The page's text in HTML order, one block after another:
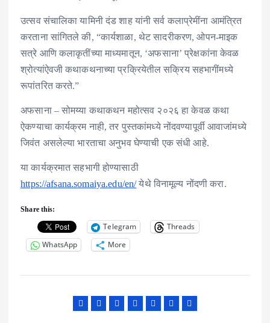
उत्सव संचालिका यामिनी दंड शाह यांनी सर्व कलाप्रेमींना आमंत्रित
करताना सांगितले की, “कार्यशाळा, थेट सादरीकरण, ओपन-माइक
सत्रे आणि कलाकृतींच्या माध्यमातून, ‘अफसाना’ प्रेक्षकांना केवळ
श्रोत्यांऐवजी कथाकथनाच्या प्रक्रियेतील सक्रिय सहभागींमध्ये
रूपांतरित करते.”
अफसाना – सोमय्या कथाकथन महोत्सव २०२६ हा केवळ कथा
ऐकण्याचा कार्यक्रम नाही, तर पुस्तकांमध्ये नोंदवण्यापूर्वी आवाजांमध्ये
जिवंत असलेल्या भारताचा अनुभव घेण्याची एक संधी आहे.
या कार्यक्रमात सहभागी होण्यासाठी
https://afsana.somaiya.edu/en/येथे विनामूल्य नोंदणी करा.
Share this:
Telegram
Threads
WhatsApp
More